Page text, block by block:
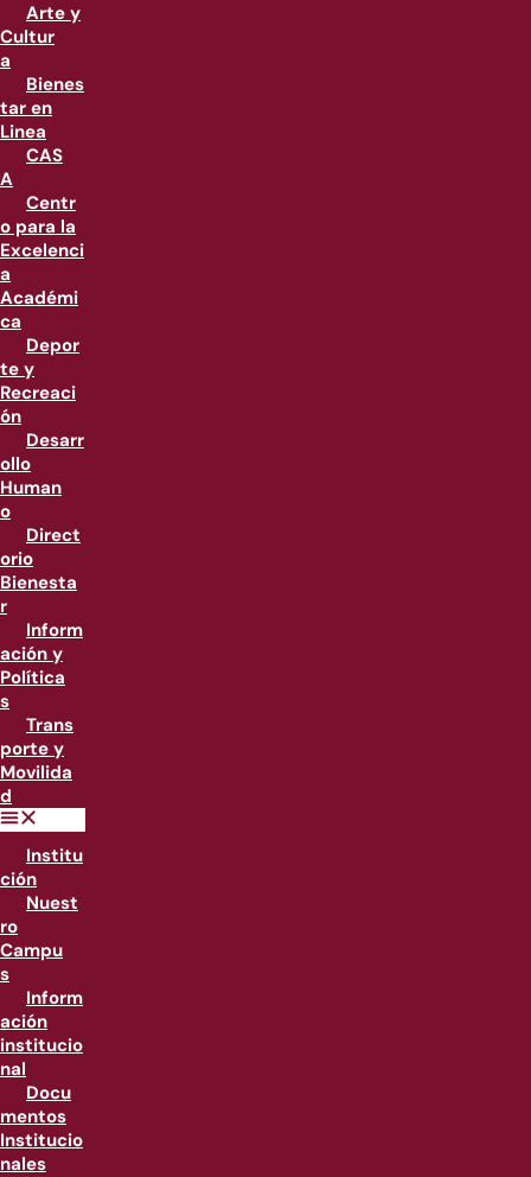
Arte y
Cultur
a
Bienes
tar en
Linea
CAS
A
Centr
o para la
Excelenci
a
Académi
ca
Depor
te y
Recreaci
ón
Desarr
ollo
Human
o
Direct
orio
Bienesta
r
Inform
ación y
Política
s
Trans
porte y
Movilida
d
Institu
ción
Nuest
ro
Campu
s
Inform
ación
institucio
nal
Docu
mentos
Institucio
nales